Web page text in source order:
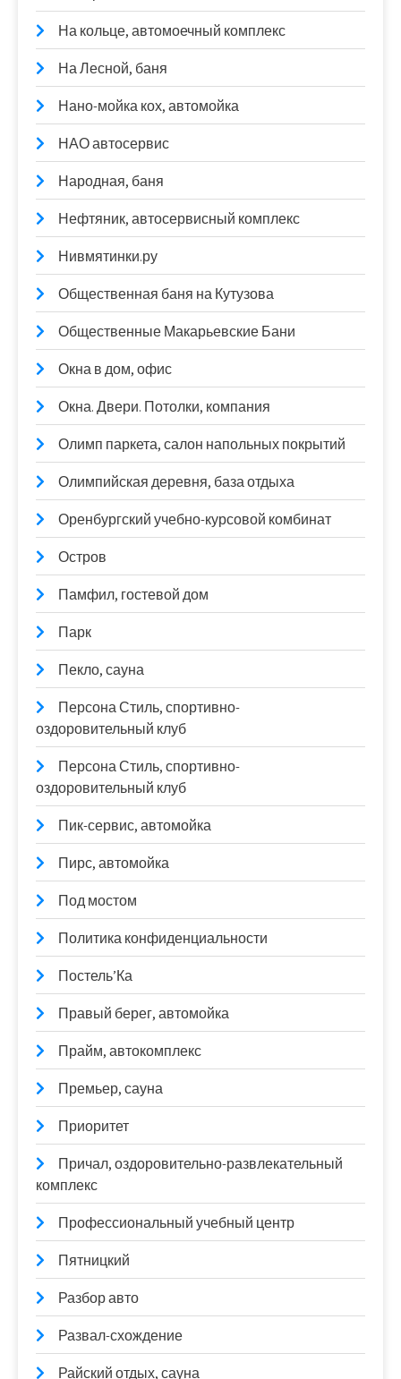
На кольце, автомоечный комплекс
На Лесной, баня
Нано-мойка кох, автомойка
НАО автосервис
Народная, баня
Нефтяник, автосервисный комплекс
Нивмятинки.ру
Общественная баня на Кутузова
Общественные Макарьевские Бани
Окна в дом, офис
Окна. Двери. Потолки, компания
Олимп паркета, салон напольных покрытий
Олимпийская деревня, база отдыха
Оренбургский учебно-курсовой комбинат
Остров
Памфил, гостевой дом
Парк
Пекло, сауна
Персона Стиль, спортивно-
оздоровительный клуб
Персона Стиль, спортивно-
оздоровительный клуб
Пик-сервис, автомойка
Пирс, автомойка
Под мостом
Политика конфиденциальности
Постель’Ка
Правый берег, автомойка
Прайм, автокомплекс
Премьер, сауна
Приоритет
Причал, оздоровительно-развлекательный
комплекс
Профессиональный учебный центр
Пятницкий
Разбор авто
Развал-схождение
Райский отдых, сауна